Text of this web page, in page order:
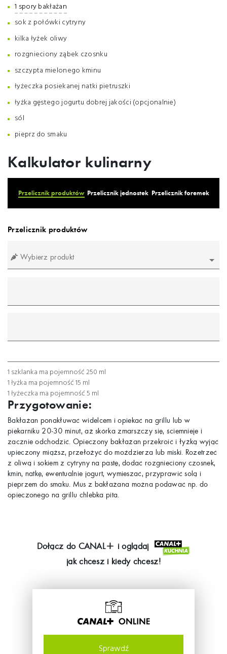
1 spory bakłażan
sok z połówki cytryny
kilka łyżek oliwy
rozgnieciony ząbek czosnku
szczypta mielonego kminu
łyżeczka posiekanej natki pietruszki
łyżka gęstego jogurtu dobrej jakości (opcjonalnie)
sól
pieprz do smaku
Kalkulator kulinarny
Przelicznik produktów Przelicznik jednostek Przelicznik foremek
Przelicznik produktów
Wybierz produkt
łyżeczka łyżka szklanka
1 szklanka ma pojemność 250 ml
1 łyżka ma pojemność 15 ml
1 łyżeczka ma pojemność 5 ml
Przygotowanie:
Bakłażan ponakłuwać widelcem i opiekać na grillu lub w
piekarniku 20-30 minut, aż skórka zmarszczy się, ściemnieje i
zacznie odchodzić. Opieczony bakłażan przekroić i łyżką wyjąć
upieczony miąższ, przełożyć do moździerza lub miski. Rozetrzeć
z oliwą i sokiem z cytryny na pastę, dodać rozgnieciony czosnek,
kmin, natkę, ewentualnie jogurt, wymieszać, przyprawić solą i
pieprzem do smaku. Mus z bakłażana można podawać np. do
opieczonego na grillu chlebka pita.
Dołącz do CANAL+ i oglądaj
jak chcesz i kiedy chcesz!
Sprawdź